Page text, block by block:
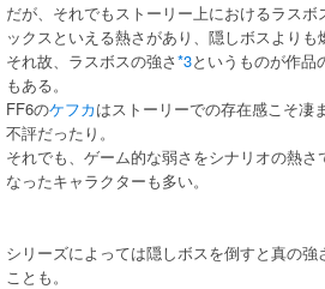
だが、それでもストーリー上におけるラス
ックスといえる熱さがあり、隠しボスよりも
それ故、ラスボスの強さ*3というものが作品
もある。
FF6のケフカはストーリーでの存在感こそ凄
不評だったり。
それでも、ゲーム的な弱さをシナリオの熱さ
なったキャラクターも多い。
シリーズによっては隠しボスを倒すと真の
ことも。